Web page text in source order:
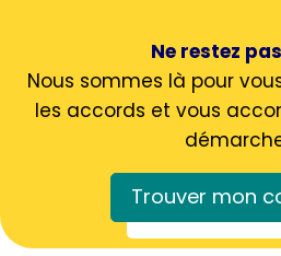
Ne restez
Nous sommes là pour
les accords et vous
Trouver mon